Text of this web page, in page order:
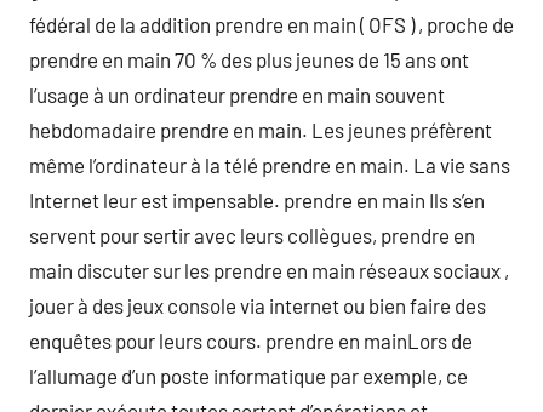
fédéral de la addition prendre en main ( OFS ) , proche de
prendre en main 70 % des plus jeunes de 15 ans ont
l’usage à un ordinateur prendre en main souvent
hebdomadaire prendre en main. Les jeunes préfèrent
même l’ordinateur à la télé prendre en main. La vie sans
Internet leur est impensable. prendre en main Ils s’en
servent pour sertir avec leurs collègues, prendre en
main discuter sur les prendre en main réseaux sociaux ,
jouer à des jeux console via internet ou bien faire des
enquêtes pour leurs cours. prendre en mainLors de
l’allumage d’un poste informatique par exemple, ce